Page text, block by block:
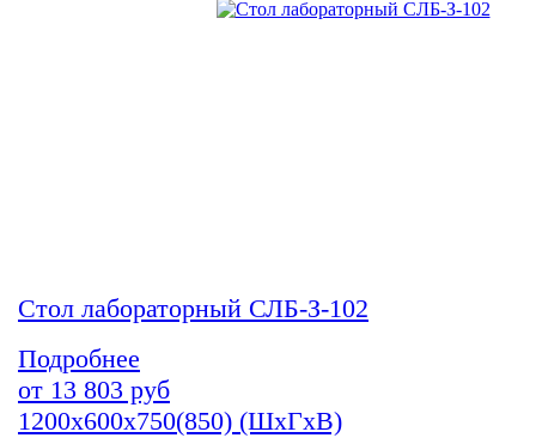
Стол лабораторный СЛБ-З-102
Подробнее
от 13 803 руб
1200х600х750(850) (ШхГхВ)